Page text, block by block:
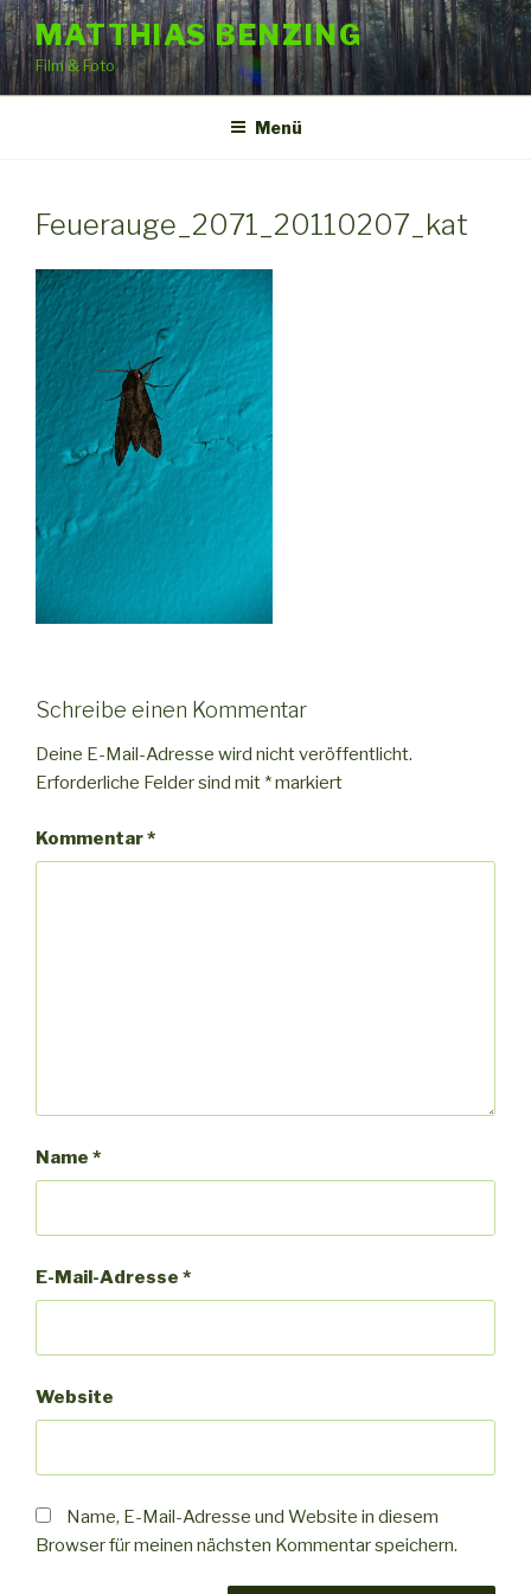
Zum
Inhalt
springen
MATTHIAS BENZING
Film & Foto
Menü
Feuerauge_2071_20110207_kat
Schreibe einen Kommentar
Deine E-Mail-Adresse wird nicht veröffentlicht.
Erforderliche Felder sind mit *markiert
Kommentar*
Name *
E-Mail-Adresse *
Website
Name, E-Mail-Adresse und Website in diesem
Browser für meinen nächsten Kommentar speichern.